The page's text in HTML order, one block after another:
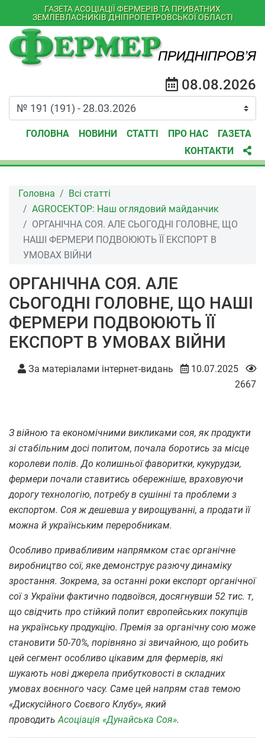
ГАЗЕТА АСОЦІАЦІЇ ФЕРМЕРІВ ТА ПРИВАТНИХ
ЗЕМЛЕВЛАСНИКІВ ДНІПРОПЕТРОВСЬКОЇ ОБЛАСТІ
08.08.2026
ГОЛОВНА НОВИНИ СТАТТІ ПРО НАС
ГАЗЕТА
КОНТАКТИ
Головна
Всі статті
АGROСЕКТОР: Наш оглядовий майданчик
ОРГАНІЧНА СОЯ. АЛЕ СЬОГОДНІ ГОЛОВНЕ, ЩО
НАШІ ФЕРМЕРИ ПОДВОЮЮТЬ ЇЇ ЕКСПОРТ В
УМОВАХ ВІЙНИ
ОРГАНІЧНА СОЯ. АЛЕ
СЬОГОДНІ ГОЛОВНЕ, ЩО НАШІ
ФЕРМЕРИ ПОДВОЮЮТЬ ЇЇ
ЕКСПОРТ В УМОВАХ ВІЙНИ
За матеріалами інтернет-видань
10.07.2025
2667
З війною та економічними викликами соя, як продукти
зі стабільним досі попитом, почала боротись за місце
королеви полів. До колишньої фаворитки, кукурудзи,
фермери почали ставитись обережніше, враховуючи
дорогу технологію, потребу в сушінні та проблеми з
експортом. Соя ж дешевша у вирощуванні, а продати її
можна й українським переробникам.
Особливо привабливим напрямком стає органічне
виробництво сої, яке демонструє разючу динаміку
зростання. Зокрема, за останні роки експорт органічної
сої з України фактично подвоївся, досягнувши 52 тис. т,
що свідчить про стійкий попит європейських покупців
на українську продукцію. Премія за органічну сою може
становити 50-70%, порівняно зі звичайною, що робить
цей сегмент особливо цікавим для фермерів, які
шукають нові джерела прибутковості в складних
умовах воєнного часу. Саме цей напрям став темою
«Дискусійного Соєвого Клубу», який
проводитьАсоціація «Дунайська Соя».